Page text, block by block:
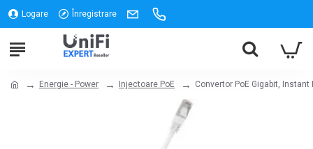
Logare Înregistrare
Energie - Power Injectoare PoE Convertor PoE Gigabit, Instant